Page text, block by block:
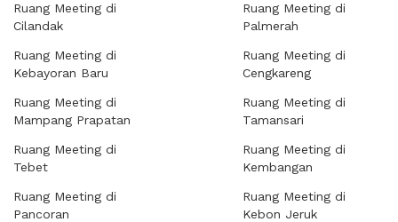
Ruang Meeting di
Cilandak
Ruang Meeting di
Kebayoran Baru
Ruang Meeting di
Mampang Prapatan
Ruang Meeting di
Tebet
Ruang Meeting di
Pancoran
Ruang Meeting di
Palmerah
Ruang Meeting di
Cengkareng
Ruang Meeting di
Tamansari
Ruang Meeting di
Kembangan
Ruang Meeting di
Kebon Jeruk